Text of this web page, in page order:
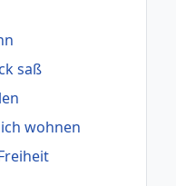
saß
wohnen